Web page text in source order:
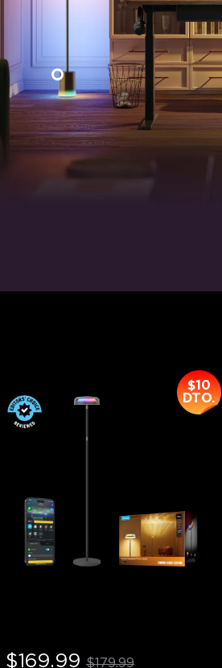
$10
DTO.
$169.99 $179.99